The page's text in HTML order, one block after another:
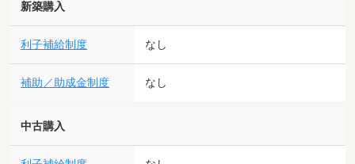
新築購入
利子補給制度 なし
補助／助成金制度 なし
中古購入